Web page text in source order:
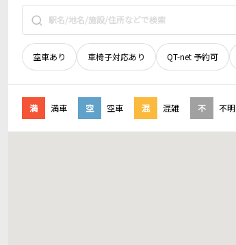
空車あり 車椅子対応あり QT-net 予約可
満 満車 空 空車 混 混雑 不 不明